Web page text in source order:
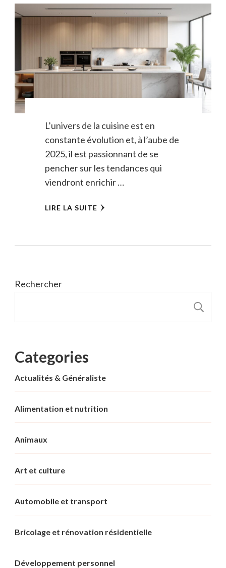
L’univers de la cuisine est en
constante évolution et, à l’aube de
2025, il est passionnant de se
pencher sur les tendances qui
viendront enrichir …
LIRE LA SUITE
Rechercher
Categories
Actualités & Généraliste
Alimentation et nutrition
Animaux
Art et culture
Automobile et transport
Bricolage et rénovation résidentielle
Développement personnel